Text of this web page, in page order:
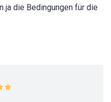
ja die Bedingungen für die